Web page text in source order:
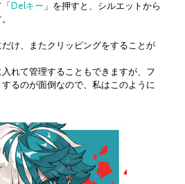
Delキー 」を押すと、シルエットから
け、またクリッピングをすることが
れて管理することもできますが、フ
るのが面倒なので、私はこのように